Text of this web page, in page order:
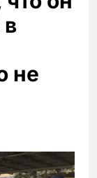
не